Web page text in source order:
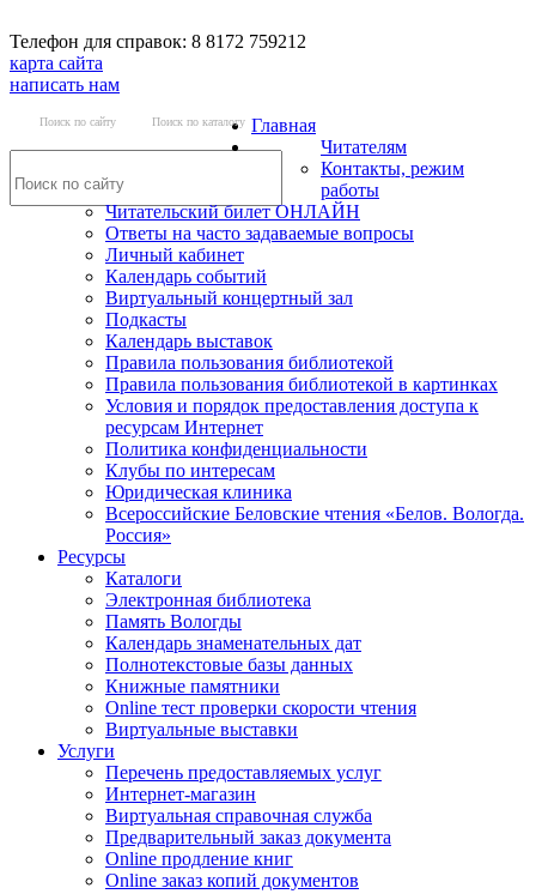
Телефон для справок: 8 8172 759212
карта сайта
написать нам
Поиск по сайту Поиск по каталогу Главная
Читателям
Контакты, режим
работы
Читательский билет ОНЛАЙН
Ответы на часто задаваемые вопросы
Личный кабинет
Календарь событий
Виртуальный концертный зал
Подкасты
Календарь выставок
Правила пользования библиотекой
Правила пользования библиотекой в картинках
Условия и порядок предоставления доступа к
ресурсам Интернет
Политика конфиденциальности
Клубы по интересам
Юридическая клиника
Всероссийские Беловские чтения «Белов. Вологда.
Россия»
Ресурсы
Каталоги
Электронная библиотека
Память Вологды
Календарь знаменательных дат
Полнотекстовые базы данных
Книжные памятники
Online тест проверки скорости чтения
Виртуальные выставки
Услуги
Перечень предоставляемых услуг
Интернет-магазин
Виртуальная справочная служба
Предварительный заказ документа
Online продление книг
Online заказ копий документов